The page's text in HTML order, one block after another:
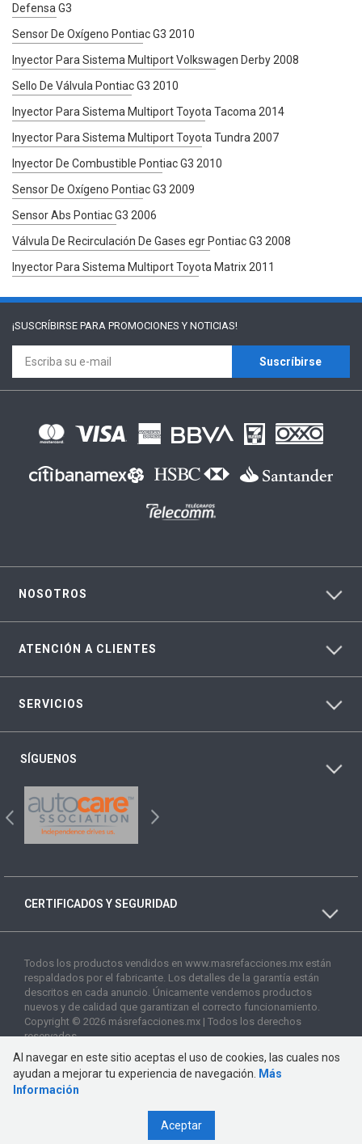
Defensa G3
Sensor De Oxígeno Pontiac G3 2010
Inyector Para Sistema Multiport Volkswagen Derby 2008
Sello De Válvula Pontiac G3 2010
Inyector Para Sistema Multiport Toyota Tacoma 2014
Inyector Para Sistema Multiport Toyota Tundra 2007
Inyector De Combustible Pontiac G3 2010
Sensor De Oxígeno Pontiac G3 2009
Sensor Abs Pontiac G3 2006
Válvula De Recirculación De Gases egr Pontiac G3 2008
Inyector Para Sistema Multiport Toyota Matrix 2011
¡SUSCRÍBIRSE PARA PROMOCIONES Y NOTICIAS!
Suscríbirse
NOSOTROS
ATENCIÓN A CLIENTES
SERVICIOS
SÍGUENOS
CERTIFICADOS Y SEGURIDAD
Todos los productos vendidos en www.masrefacciones.mx están
respaldados por el fabricante. Los detalles de la garantía están
descritos en cada anuncio. Únicamente vendemos productos
nuevos y de calidad que garantizan el correcto funcionamiento.
Copyright © 2026 másrefacciones.mx | Todos los derechos
reservados
Al navegar en este sitio aceptas el uso de cookies, las cuales nos
ayudan a mejorar tu experiencia de navegación.
Más
Información
Aceptar